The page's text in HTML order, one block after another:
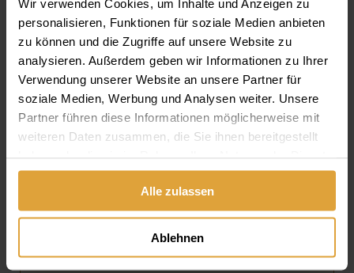
Wir verwenden Cookies, um Inhalte und Anzeigen zu
personalisieren, Funktionen für soziale Medien anbieten
zu können und die Zugriffe auf unsere Website zu
analysieren. Außerdem geben wir Informationen zu Ihrer
Verwendung unserer Website an unsere Partner für
soziale Medien, Werbung und Analysen weiter. Unsere
Partner führen diese Informationen möglicherweise mit
weiteren Daten zusammen, die Sie ihnen bereitgestellt
haben oder die sie im Rahmen Ihrer Nutzung der Dienste
gesammelt haben.
Alle zulassen
Ablehnen
Knochenbildung eine ziemlich lange Zeit
beansprucht. In der Regel müssen einige Monate
– manchmal auch Jahre – vergehen, bis die
neuen Knochen wieder vollkommen
funktionsfähig sind. Da die Muskel-, Sehnen- und
Nervenschäden noch immer eine ziemlich
erhebliche Gefahr darstellen, lässt sich die
Osteoinduktiven dieses Verfahren zu verkürzen.